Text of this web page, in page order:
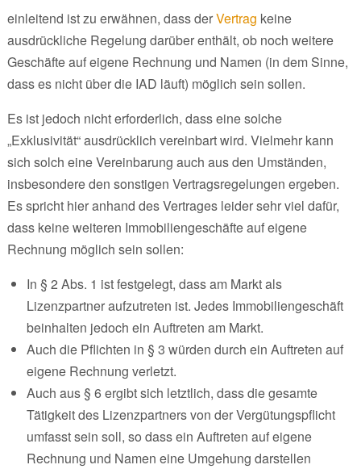
einleitend ist zu erwähnen, dass derVertrag keine
ausdrückliche Regelung darüber enthält, ob noch weitere
Geschäfte auf eigene Rechnung und Namen (in dem Sinne,
dass es nicht über die IAD läuft) möglich sein sollen.
Es ist jedoch nicht erforderlich, dass eine solche
„Exklusivität“ ausdrücklich vereinbart wird. Vielmehr kann
sich solch eine Vereinbarung auch aus den Umständen,
insbesondere den sonstigen Vertragsregelungen ergeben.
Es spricht hier anhand des Vertrages leider sehr viel dafür,
dass keine weiteren Immobiliengeschäfte auf eigene
Rechnung möglich sein sollen:
In § 2 Abs. 1 ist festgelegt, dass am Markt als
Lizenzpartner aufzutreten ist. Jedes Immobiliengeschäft
beinhalten jedoch ein Auftreten am Markt.
Auch die Pflichten in § 3 würden durch ein Auftreten auf
eigene Rechnung verletzt.
Auch aus § 6 ergibt sich letztlich, dass die gesamte
Tätigkeit des Lizenzpartners von der Vergütungspflicht
umfasst sein soll, so dass ein Auftreten auf eigene
Rechnung und Namen eine Umgehung darstellen